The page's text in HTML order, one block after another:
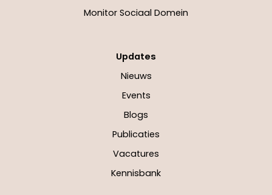
Monitor Sociaal Domein
Updates
Nieuws
Events
Blogs
Publicaties
Vacatures
Kennisbank